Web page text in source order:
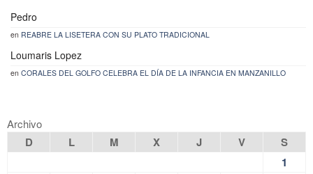
Pedro
en REABRE LA LISETERA CON SU PLATO TRADICIONAL
Loumaris Lopez
en CORALES DEL GOLFO CELEBRA EL DÍA DE LA INFANCIA EN MANZANILLO
Archivo
D L M X J V
S
1